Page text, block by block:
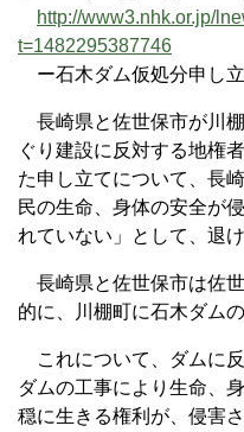
http://www3.nhk.or.jp/
t=1482295387746
ー石木ダム仮処分申し
長崎県と佐世保市が川
ぐり建設に反対する地権
た申し立てについて、長
民の生命、身体の安全が
れていない」として、退
長崎県と佐世保市は佐
的に、川棚町に石木ダム
これについて、ダムに
ダムの工事により生命、
穏に生きる権利が、侵害